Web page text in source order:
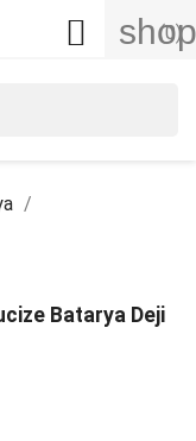
(0)

Batarya Deji